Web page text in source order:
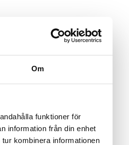
Om
funktioner för
information från din enhet
kombinera informationen